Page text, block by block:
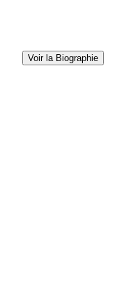
Voir la Biographie